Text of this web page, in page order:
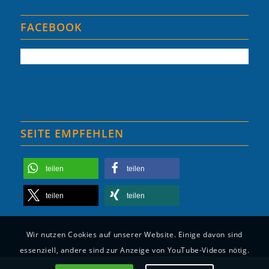
FACEBOOK
SEITE EMPFEHLEN
teilen teilen
teilen teilen
Wir nutzen Cookies auf unserer Website. Einige davon sind
essenziell, andere sind zur Anzeige von YouTube-Videos nötig.